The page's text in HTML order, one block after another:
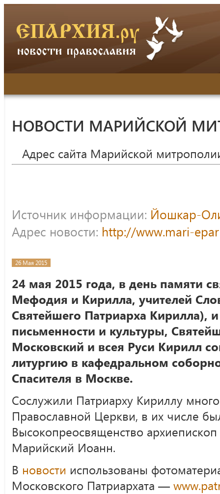
НОВОСТИ МАРИЙСКОЙ
Адрес сайта Марийской
Источник информации: Йошкар-
Адрес новости: http://www.mari-
26 Мая 2015
24 мая 2015 года, в день памяти
Мефодия и Кирилла, учителей
Святейшего Патриарха Кирилла),
письменности и культуры,
Московский и всея Руси Кирилл
литургию в кафедральном
Спасителя в Москве.
Сослужили Патриарху Кириллу
Православной Церкви, в их числе
Высокопреосвященство
Марийский Иоанн.
В новости использованы
Московского Патриархата —